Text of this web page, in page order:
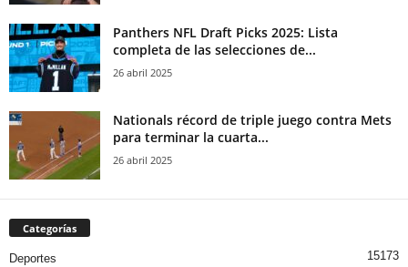
Panthers NFL Draft Picks 2025: Lista
completa de las selecciones de...
26 abril 2025
Nationals récord de triple juego contra Mets
para terminar la cuarta...
26 abril 2025
Categorías
Deportes 15173